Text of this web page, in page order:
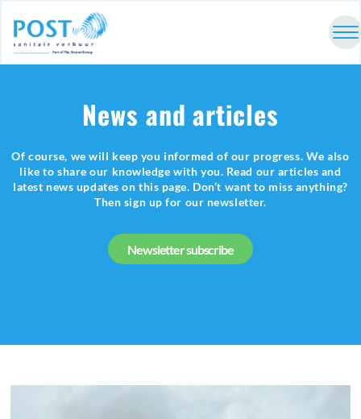
News and articles
Of course, we will keep you informed of our progress. We also
like to share our knowledge with you. Read our articles and
latest news updates on this page. Don’t want to miss anything?
Then sign up for our newsletter.
Newsletter subscribe